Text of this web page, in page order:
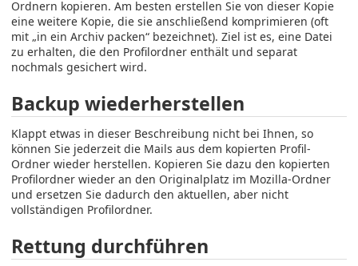
Ordnern kopieren. Am besten erstellen Sie von dieser Kopie
eine weitere Kopie, die sie anschließend komprimieren (oft
mit „in ein Archiv packen“ bezeichnet). Ziel ist es, eine Datei
zu erhalten, die den Profilordner enthält und separat
nochmals gesichert wird.
Backup wiederherstellen
Klappt etwas in dieser Beschreibung nicht bei Ihnen, so
können Sie jederzeit die Mails aus dem kopierten Profil-
Ordner wieder herstellen. Kopieren Sie dazu den kopierten
Profilordner wieder an den Originalplatz im Mozilla-Ordner
und ersetzen Sie dadurch den aktuellen, aber nicht
vollständigen Profilordner.
Rettung durchführen